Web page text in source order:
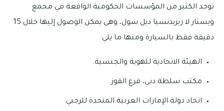
توجد الكثير من المؤسسات الحكومية الواقعة في مجمع
ويستار لا ريزيدنسيا ديل سول، وهى يمكن الوصول إليها خلال 15
دقيقة فقط بالسيارة ومنها ما يلي:
الهيئة الاتحادية للهوية والجنسية.
مكتب سلطة دبي، فرع القوز.
اتحاد دولة الإمارات العربية المتحدة للرجبي.